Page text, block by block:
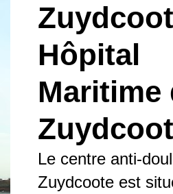
Hôpital
Maritime
Le centre anti-
Zuydcoote est